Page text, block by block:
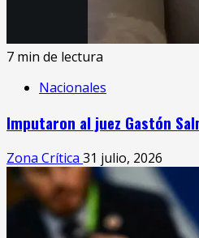
7 min de lectura
Nacionales
Imputaron al juez Gastón
Zona Crítica 31 julio, 2026